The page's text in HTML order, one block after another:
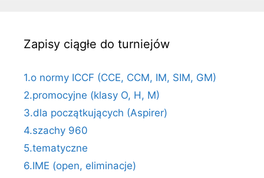
Zapisy ciągłe do turniejów
1.o normy ICCF (CCE, CCM, IM, SIM, GM)
2.promocyjne (klasy O, H, M)
3.dla początkujących (Aspirer)
4.szachy 960
5.tematyczne
6.IME (open, eliminacje)